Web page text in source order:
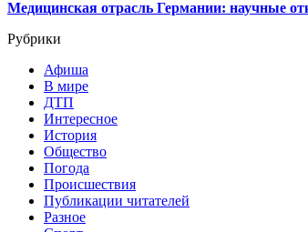
Медицинская отрасль Германии: научные
Рубрики
Афиша
В мире
ДТП
Интересное
История
Общество
Погода
Происшествия
Публикации читателей
Разное